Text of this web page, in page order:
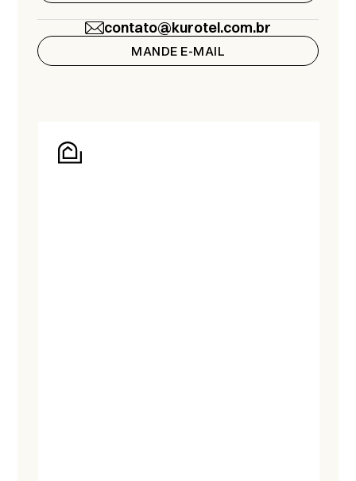
contato@kurotel.com.br
MANDE E-MAIL